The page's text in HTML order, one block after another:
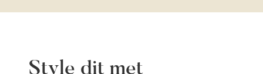
Style dit met